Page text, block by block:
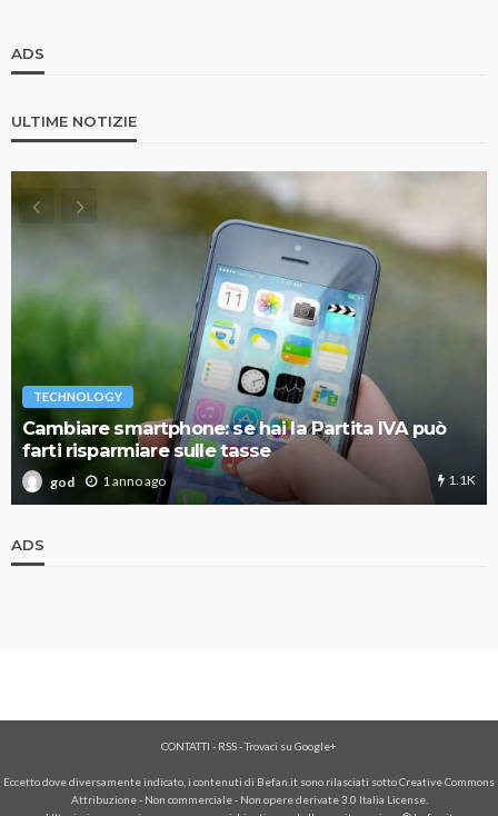
ADS
ULTIME NOTIZIE
TECHNOLOGY
Cambiare smartphone: se hai la Partita IVA può
farti risparmiare sulle tasse
god 1 anno ago 1.1K
ADS
CONTATTI - RSS-Trovaci su Google+
Eccetto dove diversamente indicato, i contenuti di Befan.it sono rilasciati sotto Creative Commons
Attribuzione - Non commerciale - Non opere derivate 3.0 Italia License.